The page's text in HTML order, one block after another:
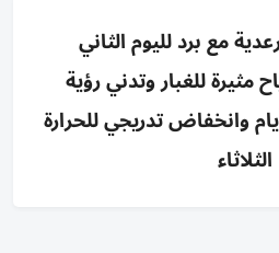
مع برد لليوم الثاني
مثيرة للغبار وتدني رؤية
الأمطار 3 أيام وانخفاض تدريجي للحرارة
الثلاثاء